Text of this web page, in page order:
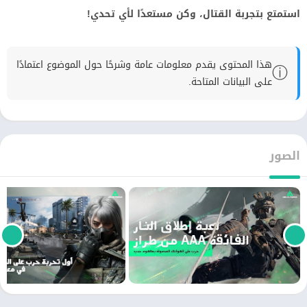
استمتع بتجربة القتال، وكن مستعدًا لأي تحدي!
ⓘهذا المحتوى يقدم معلومات عامة وشرحًا حول الموضوع اعتمادًا
على البيانات المتاحة.
الصور